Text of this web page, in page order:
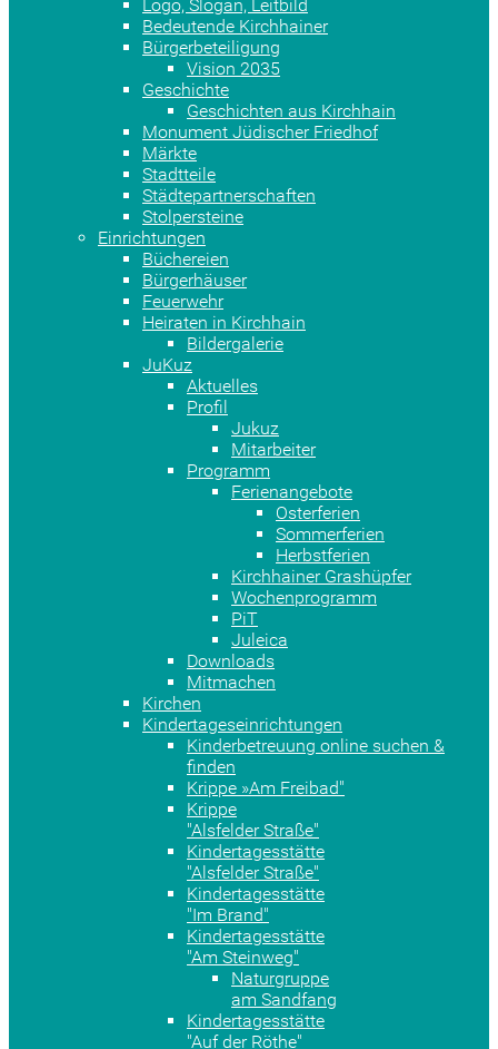
Logo, Slogan, Leitbild
Bedeutende Kirchhainer
Bürgerbeteiligung
Vision 2035
Geschichte
Geschichten aus Kirchhain
Monument Jüdischer Friedhof
Märkte
Stadtteile
Städtepartnerschaften
Stolpersteine
Einrichtungen
Büchereien
Bürgerhäuser
Feuerwehr
Heiraten in Kirchhain
Bildergalerie
JuKuz
Aktuelles
Profil
Jukuz
Mitarbeiter
Programm
Ferienangebote
Osterferien
Sommerferien
Herbstferien
Kirchhainer Grashüpfer
Wochenprogramm
PiT
Juleica
Downloads
Mitmachen
Kirchen
Kindertageseinrichtungen
Kinderbetreuung online suchen &
finden
Krippe »Am Freibad"
Krippe
"Alsfelder Straße"
Kindertagesstätte
"Alsfelder Straße"
Kindertagesstätte
"Im Brand"
Kindertagesstätte
"Am Steinweg"
Naturgruppe
am Sandfang
Kindertagesstätte
"Auf der Röthe"